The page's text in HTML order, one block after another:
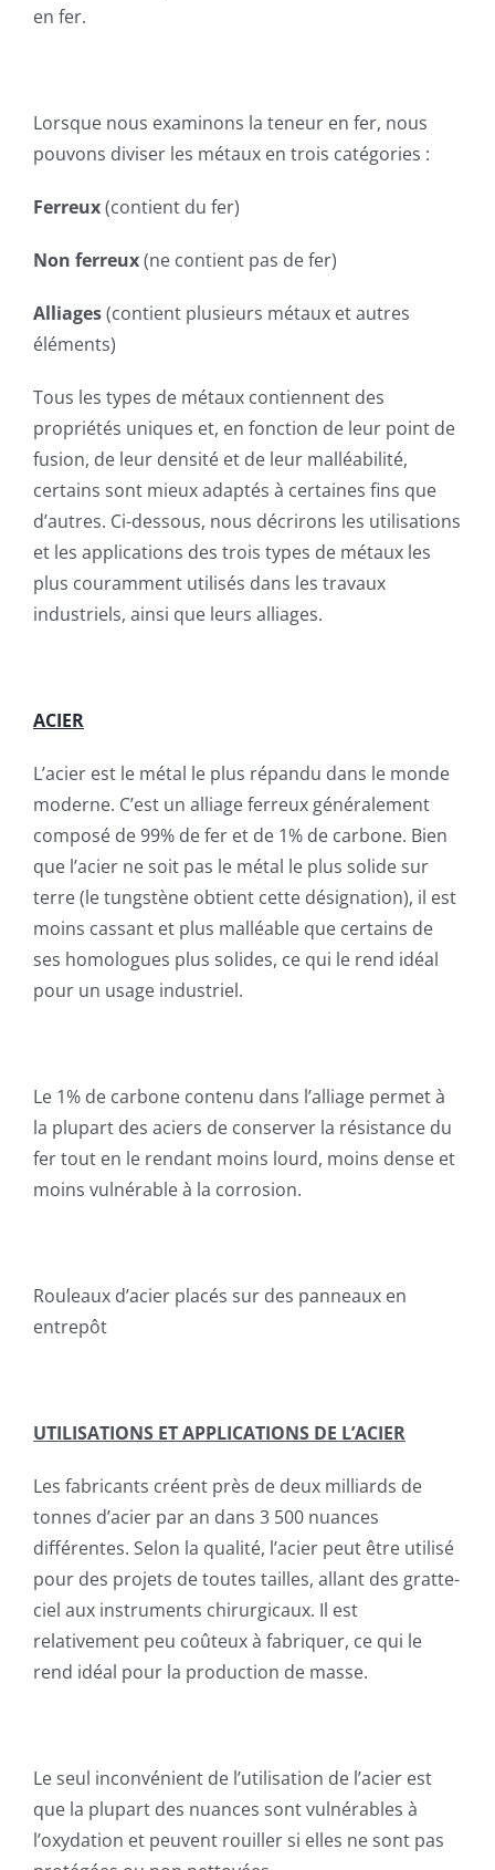
en fer.
Lorsque nous examinons la teneur en fer, nous
pouvons diviser les métaux en trois catégories :
Ferreux(contient du fer)
Non ferreux(ne contient pas de fer)
Alliages(contient plusieurs métaux et autres
éléments)
Tous les types de métaux contiennent des
propriétés uniques et, en fonction de leur point de
fusion, de leur densité et de leur malléabilité,
certains sont mieux adaptés à certaines fins que
d’autres. Ci-dessous, nous décrirons les utilisations
et les applications des trois types de métaux les
plus couramment utilisés dans les travaux
industriels, ainsi que leurs alliages.
ACIER
L’acier est le métal le plus répandu dans le monde
moderne. C’est un alliage ferreux généralement
composé de 99% de fer et de 1% de carbone. Bien
que l’acier ne soit pas le métal le plus solide sur
terre (le tungstène obtient cette désignation), il est
moins cassant et plus malléable que certains de
ses homologues plus solides, ce qui le rend idéal
pour un usage industriel.
Le 1% de carbone contenu dans l’alliage permet à
la plupart des aciers de conserver la résistance du
fer tout en le rendant moins lourd, moins dense et
moins vulnérable à la corrosion.
Rouleaux d’acier placés sur des panneaux en
entrepôt
UTILISATIONS ET APPLICATIONS DE L’ACIER
Les fabricants créent près de deux milliards de
tonnes d’acier par an dans 3 500 nuances
différentes. Selon la qualité, l’acier peut être utilisé
pour des projets de toutes tailles, allant des gratte-
ciel aux instruments chirurgicaux. Il est
relativement peu coûteux à fabriquer, ce qui le
rend idéal pour la production de masse.
Le seul inconvénient de l’utilisation de l’acier est
que la plupart des nuances sont vulnérables à
l’oxydation et peuvent rouiller si elles ne sont pas